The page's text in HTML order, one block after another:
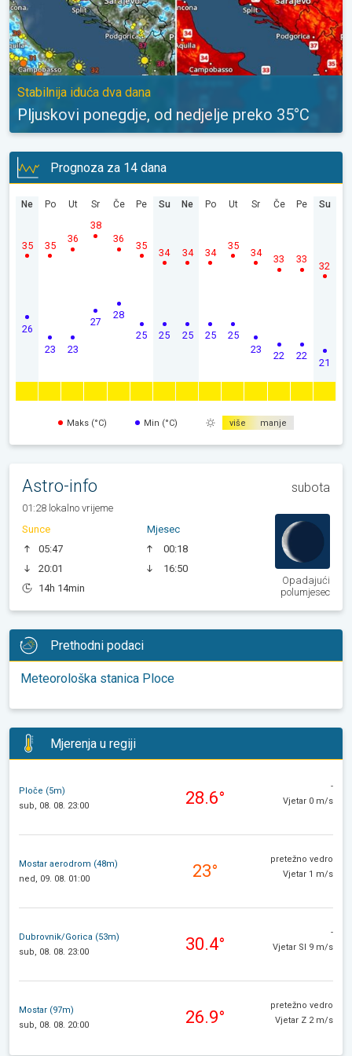
Stabilnija iduća dva dana
Pljuskovi ponegdje, od nedjelje preko 35°C
Prognoza za 14 dana
Ne
26
35
Po
23
35
Ut
23
36
Sr
27
38
Če
28
36
Pe
25
35
Su
25
34
Ne
25
34
Po
25
34
Ut
25
35
Sr
23
34
Če
22
33
Pe
22
33
Su
21
32
Maks (°C) Min (°C) više manje
Astro-info subota
01:28 lokalno vrijeme
Sunce
05:47
20:01
14h 14min
Mjesec
00:18
16:50
Opadajući
polumjesec
Prethodni podaci
Meteorološka stanica Ploce
Mjerenja u regiji
Ploče (5m)
sub, 08. 08. 23:00
28.6°
-
Vjetar 0 m/s
Mostar aerodrom (48m)
ned, 09. 08. 01:00
23°
pretežno vedro
Vjetar 1 m/s
Dubrovnik/Gorica (53m)
sub, 08. 08. 23:00
30.4°
-
Vjetar SI 9 m/s
Mostar (97m)
sub, 08. 08. 20:00
26.9°
pretežno vedro
Vjetar Z 2 m/s